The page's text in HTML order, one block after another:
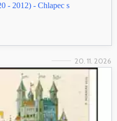
- 2012) - Chlapec s
20. 11. 2026